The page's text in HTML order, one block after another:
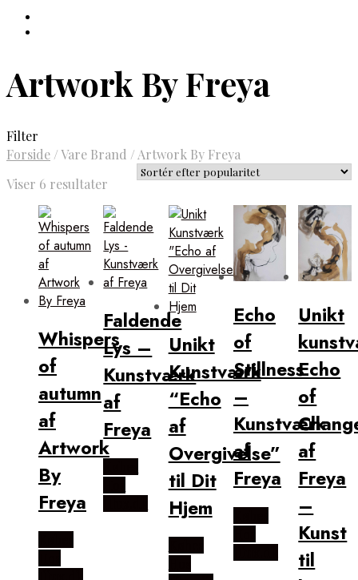
Artwork By Freya
Filter
Forside /Vare Brand / Artwork By Freya
Viser 6 resultater Sorteret
popularitet
Whispers
of
autumn
af
Artwork
By
Freya
Faldende
Lys –
Kunstværk
af
Freya
Unikt
Kunstværk
“Echo
af
Overgivelse”
til Dit
Hjem
Echo
of
Stillness
–
Kunstværk
af
Freya
Unikt
Echo
of
af
Freya
–
Kunst
til